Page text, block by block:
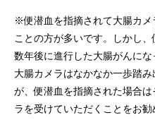
※便潜血を指摘されて大腸カ
ことの方が多いです。しかし
数年後に進行した大腸がんにな
大腸カメラはなかなか一歩踏
が、便潜血を指摘された場合
ラを受けていただくことをお勧